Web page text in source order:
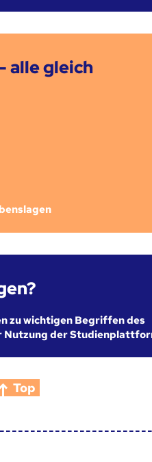
alle gleich
zu wichtigen Begriffen des
Nutzung der
Top